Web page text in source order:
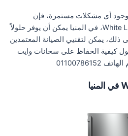
أي مشكلات مستمرة، فإن
التواصل مع خدمة عملاء White Line، في المنيا يمكن أن يوفر حلولاً
ذلك، يمكن لتقنيي الصيانة المعتمدين
كيفية الحفاظ على سخانات وايت